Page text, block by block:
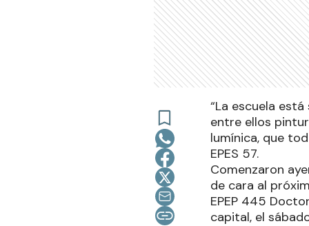
“La escuela
entre ellos
lumínica, que
EPES 57.
Comenzaron
de cara al
EPEP 445
capital, el